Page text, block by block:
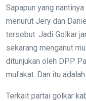
Sapapun yang
menurut Jery dan
tersebut. Jadi Golkar
sekarang menganut
ditunjukan oleh DPP
mufakat. Dan itu
Terkait partai golkar